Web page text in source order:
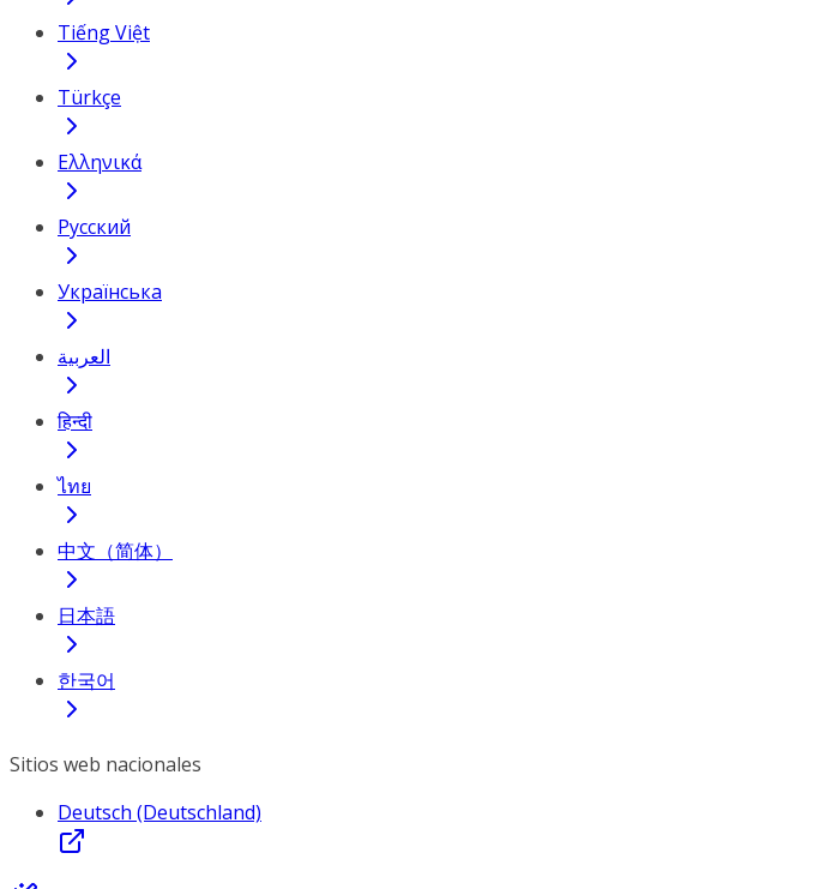
Tiếng Việt
Türkçe
Ελληνικά
Русский
Українська
العربية
हिन्दी
ไทย
中文（简体）
日本語
한국어
Sitios web nacionales
Deutsch (Deutschland)